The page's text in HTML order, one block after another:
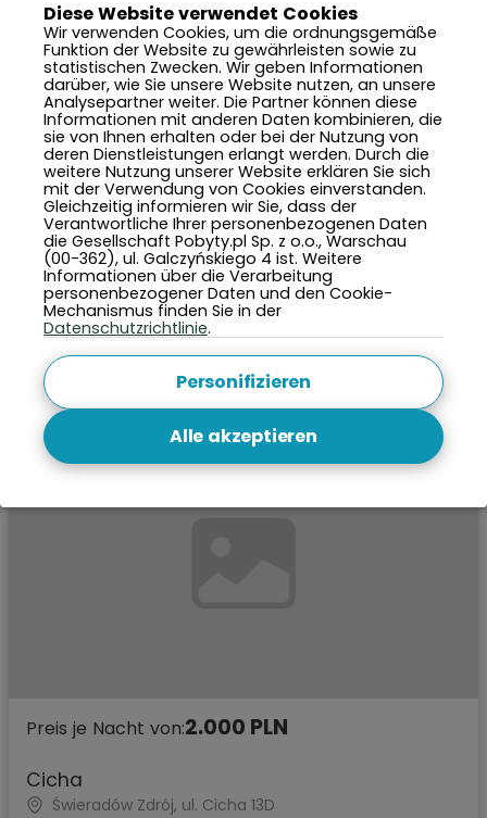
Preis je Nacht von:2.000 PLN
Wczasowa 17
Świeradów Zdrój, ul. Wczasowa 17
Abfalltrennung • Spielplatz • Fahrradraum • Aufzug
Wanderwege
Ansehen
Preis je Nacht von:2.000 PLN
Cicha
Świeradów Zdrój, ul. Cicha 13D
Diese Website verwendet Cookies
Wir verwenden Cookies, um die ordnungsgemäße
Funktion der Website zu gewährleisten sowie zu
statistischen Zwecken. Wir geben Informationen
darüber, wie Sie unsere Website nutzen, an unsere
Analysepartner weiter. Die Partner können diese
Informationen mit anderen Daten kombinieren, die
sie von Ihnen erhalten oder bei der Nutzung von
deren Dienstleistungen erlangt werden. Durch die
weitere Nutzung unserer Website erklären Sie sich
mit der Verwendung von Cookies einverstanden.
Gleichzeitig informieren wir Sie, dass der
Verantwortliche Ihrer personenbezogenen Daten
die Gesellschaft Pobyty.pl Sp. z o.o., Warschau
(00-362), ul. Galczyńskiego 4 ist. Weitere
Informationen über die Verarbeitung
personenbezogener Daten und den Cookie-
Mechanismus finden Sie in der
Datenschutzrichtlinie.
Personifizieren
Alle akzeptieren